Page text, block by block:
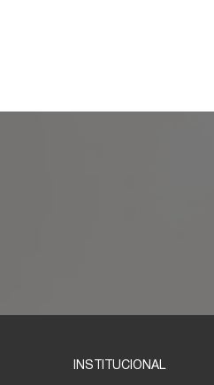
INSTITUCIONAL